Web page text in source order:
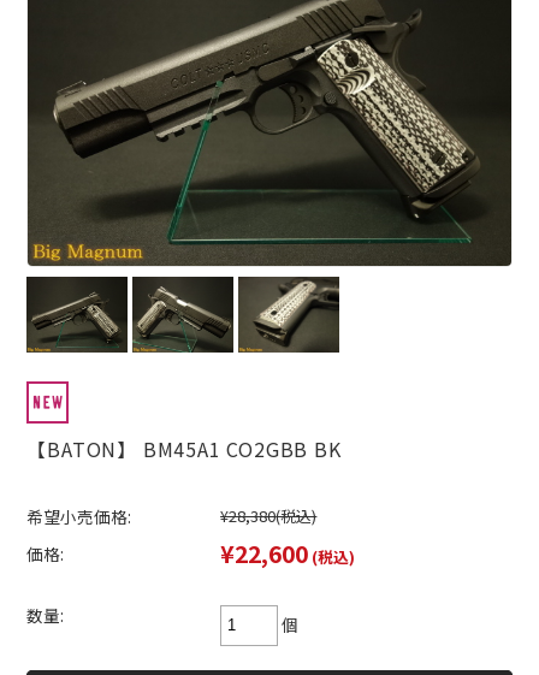
【BATON】 BM45A1 CO2GBB BK
希望小売価格: ¥28,380(税込)
価格: ¥22,600 (税込)
数量: 個